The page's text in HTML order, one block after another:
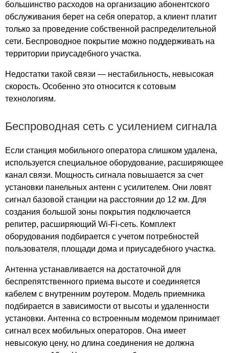
Деревня Княжская
Деревня Коромыслово
Деревня Костюнино
Деревня Кочетиха
Деревня Красная Грива
Деревня Крячково
Деревня Кувезино
Деревня Кусакино
Деревня Мальчиха
Деревня Мартемьяново
Деревня Медынцево
Деревня Мисайлово
Деревня Мицино
Деревня Мордвины
Деревня Мошачиха
Деревня Никитино
Деревня Новинки
Деревня Новоберезово
Деревня Обращиха
Деревня Овсянниково
Деревня Отруб
Деревня Панюкино
Деревня Патрикеево
Деревня Пестово
Деревня Петровское
Деревня Плосково
большинство расходов на организацию абонентского
обслуживания берет на себя оператор, а клиент платит
только за проведение собственной распределительной
сети. Беспроводное покрытие можно поддерживать на
территории приусадебного участка.
Недостатки такой связи — нестабильность, невысокая
скорость. Особенно это относится к сотовым
технологиям.
Беспроводная сеть с усилением сигнала
Если станция мобильного оператора слишком удалена,
используется специальное оборудование, расширяющее
канал связи. Мощность сигнала повышается за счет
установки панельных антенн с усилителем. Они ловят
сигнал базовой станции на расстоянии до 12 км. Для
создания большой зоны покрытия подключается
репитер, расширяющий Wi-Fi-сеть. Комплект
оборудования подбирается с учетом потребностей
пользователя, площади дома и приусадебного участка.
Антенна устанавливается на достаточной для
беспрепятственного приема высоте и соединяется
кабелем с внутренним роутером. Модель приемника
подбирается в зависимости от высоты и удаленности
установки. Антенна со встроенным модемом принимает
сигнал всех мобильных операторов. Она имеет
невысокую цену, но длина соединения не должна